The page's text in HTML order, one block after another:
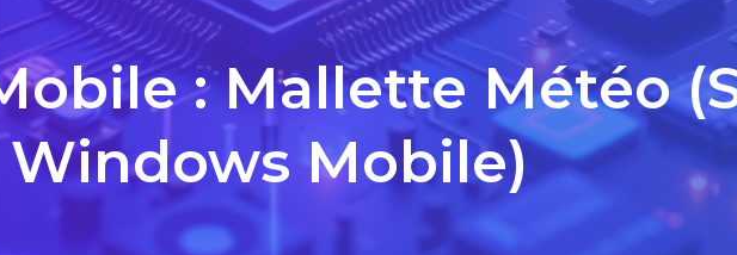
: Mallette Météo
Windows Mobile)